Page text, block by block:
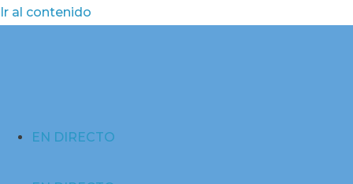
Ir al contenido
EN DIRECTO